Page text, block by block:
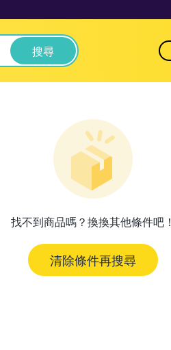
搜尋
找不到商品嗎？換換其他條件吧！
清除條件再搜尋